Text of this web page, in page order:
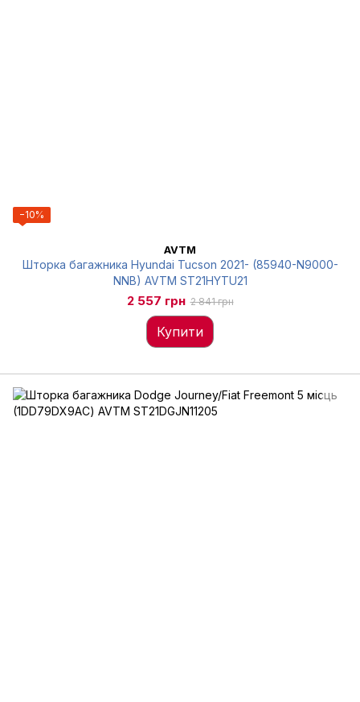
−10%
AVTM
Шторка багажника Hyundai Tucson 2021- (85940-N9000-
NNB) AVTM ST21HYTU21
2 557 грн 2 841 грн
Купити